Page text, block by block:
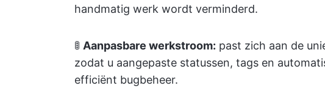
handmatig werk wordt verminderd.
🚦 Aanpasbare werkstroom: past zich aan de
zodat u aangepaste statussen, tags en
efficiënt bugbeheer.